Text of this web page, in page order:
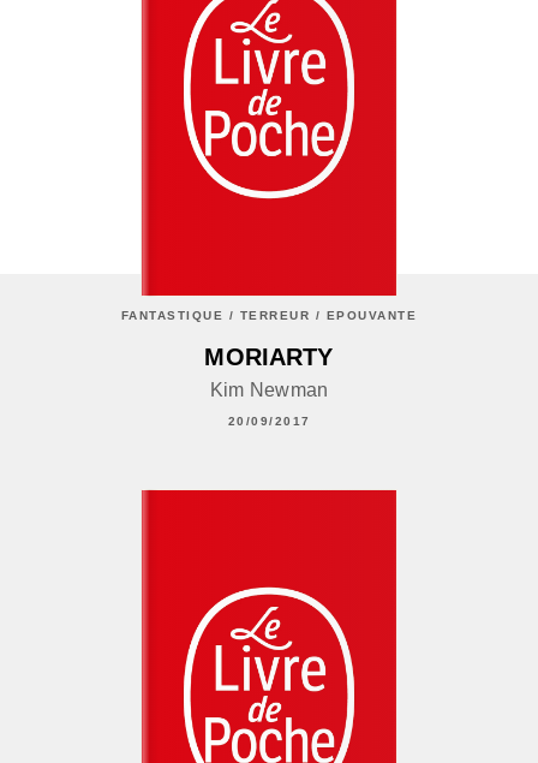
FANTASTIQUE / TERREUR / EPOUVANTE
MORIARTY
Kim Newman
20/09/2017